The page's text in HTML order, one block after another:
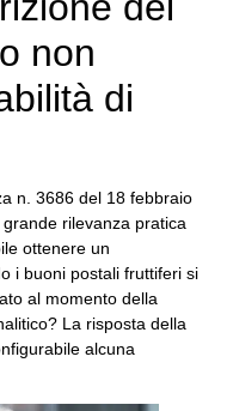
non
di
n. 3686 del 18 febbraio
rilevanza pratica
ottenere un
i buoni postali fruttiferi si
al momento della
La risposta della
alcuna